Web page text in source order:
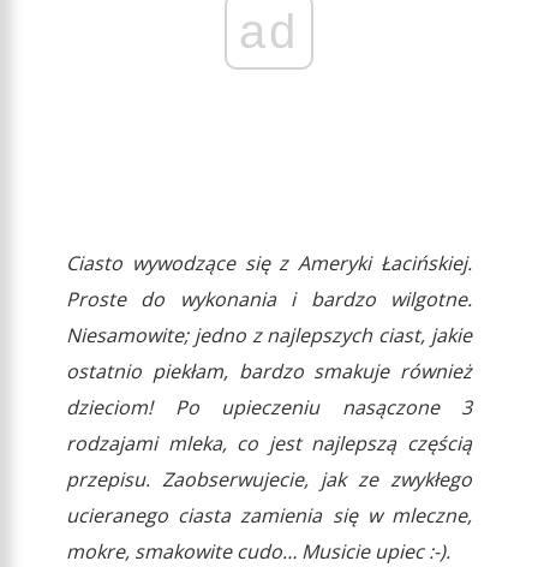
ad
Ciasto wywodzące się z Ameryki Łacińskiej.
Proste do wykonania i bardzo wilgotne.
Niesamowite; jedno z najlepszych ciast, jakie
ostatnio piekłam, bardzo smakuje również
dzieciom! Po upieczeniu nasączone 3
rodzajami mleka, co jest najlepszą częścią
przepisu. Zaobserwujecie, jak ze zwykłego
ucieranego ciasta zamienia się w mleczne,
mokre, smakowite cudo… Musicie upiec :-).